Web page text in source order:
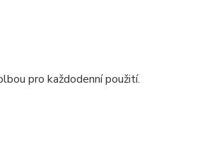
pro každodenní použití.